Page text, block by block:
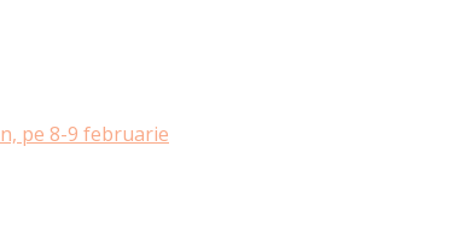
pe 8-9 februarie